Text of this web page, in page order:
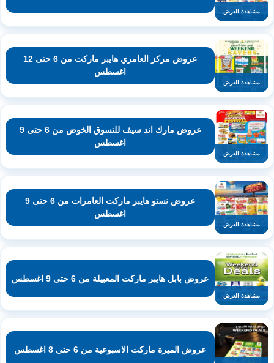
مشاهدة العرض
مشاهدة العرض
عروض مركز العامري هايبر ماركت من 6 حتى 12
اغسطس
مشاهدة العرض
عروض مارك اند سيف للتسوق الخوض من 6 حتى 9
اغسطس
مشاهدة العرض
عروض نستو هايبر ماركت العامرات من 6 حتى 9
اغسطس
مشاهدة العرض
عروض بابل هايبر ماركت المعبيلة من 6 حتى 9 اغسطس
عروض الميرة ماركت الاسبوعية من 6 حتى 8 اغسطس